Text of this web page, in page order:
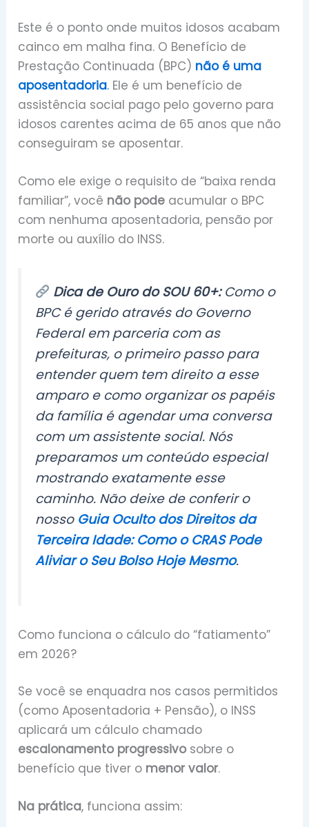
Este é o ponto onde muitos idosos acabam
cainco em malha fina. O Benefício de
Prestação Continuada (BPC) não é uma
aposentadoria. Ele é um benefício de
assistência social pago pelo governo para
idosos carentes acima de 65 anos que não
conseguiram se aposentar.
Como ele exige o requisito de “baixa renda
familiar”, você não pode acumular o BPC
com nenhuma aposentadoria, pensão por
morte ou auxílio do INSS.
Dica de Ouro do SOU 60+:Como o
BPC é gerido através do Governo
Federal em parceria com as
prefeituras, o primeiro passo para
entender quem tem direito a esse
amparo e como organizar os papéis
da família é agendar uma conversa
com um assistente social. Nós
preparamos um conteúdo especial
mostrando exatamente esse
caminho. Não deixe de conferir o
nosso Guia Oculto dos Direitos da
Terceira Idade: Como o CRAS Pode
Aliviar o Seu Bolso Hoje Mesmo.
Como funciona o cálculo do “fatiamento”
em 2026?
Se você se enquadra nos casos permitidos
(como Aposentadoria + Pensão), o INSS
aplicará um cálculo chamado
escalonamento progressivosobre o
benefício que tiver o menor valor.
Na prática, funciona assim: